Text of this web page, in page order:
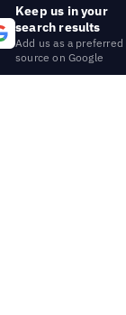
Keep us in your
search results
Add us as a preferred
source on Google